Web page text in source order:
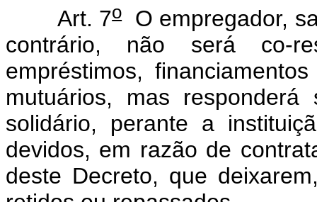
Art. 7oO empregador,
contrário, não será co-
empréstimos,
mutuários, mas
solidário, perante a
devidos, em razão de
deste Decreto, que